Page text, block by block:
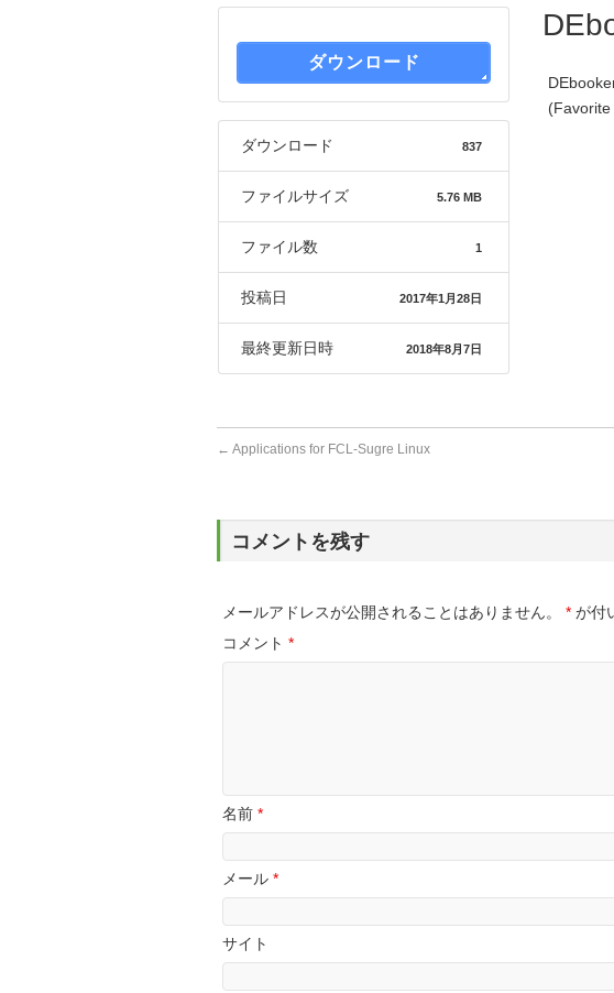
ダウンロード
ダウンロード 837
ファイルサイズ 5.76 MB
ファイル数 1
投稿日 2017年1月28日
最終更新日時 2018年8月7日
← Applications for FCL-Sugre Linux
コメントを残す
メールアドレスが公開されることはありません。 * が付
コメント *
名前 *
メール *
サイト